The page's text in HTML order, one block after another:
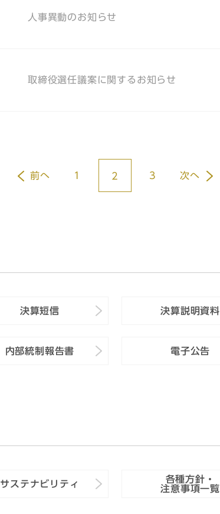
人事異動のお知らせ
取締役選任議案に関するお知らせ
前へ 1 2 3 次へ
決算短信 決算説明資料
内部統制報告書 電子公告
サステナビリティ
各種方針・
注意事項一覧